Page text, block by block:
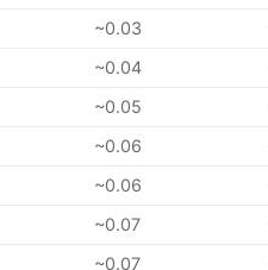
~0.03
~0.04
~0.05
~0.06
~0.06
~0.07
~0.07